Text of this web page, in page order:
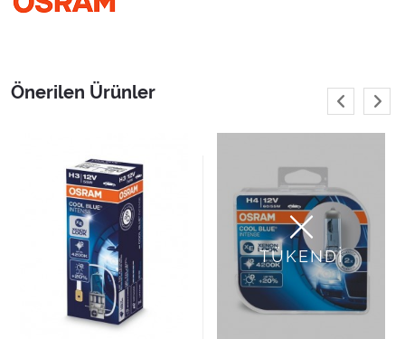
Önerilen Ürünler
TÜKENDİ